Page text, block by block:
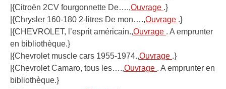
|{Citroën 2CV fourgonnette De….,Ouvrage .}
|{Chrysler 160-180 2-litres De mon….,Ouvrage .}
|{CHEVROLET, l’esprit américain.,Ouvrage . A emprunter
en bibliothèque.}
|{Chevrolet muscle cars 1955-1974.,Ouvrage .}
|{Chevrolet Camaro, tous les….,Ouvrage . A emprunter en
bibliothèque.}